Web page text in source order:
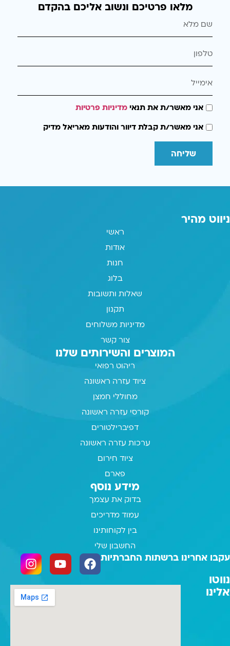
מלאו פרטיכם ונשוב אליכם בהקדם
אני מאשר/ת את תנאימדיניות פרטיות
אני מאשר/ת קבלת דיוור והודעות מאריאל מדיק
שליחה
ניווט מהיר
ראשי
אודות
חנות
בלוג
שאלות ותשובות
תקנון
מדיניות משלוחים
צור קשר
המוצרים והשירותים שלנו
ריהוט רפואי
ציוד עזרה ראשונה
מחוללי חמצן
קורסי עזרה ראשונה
דפיברילטורים
ערכות עזרה ראשונה
ציוד חירום
פארם
מידע נוסף
בדוק את עצמך
עמוד מדריכים
בין לקוחותינו
החשבון שלי
עקבו אחרינו ברשתות החברתיות
נווטו
אלינו